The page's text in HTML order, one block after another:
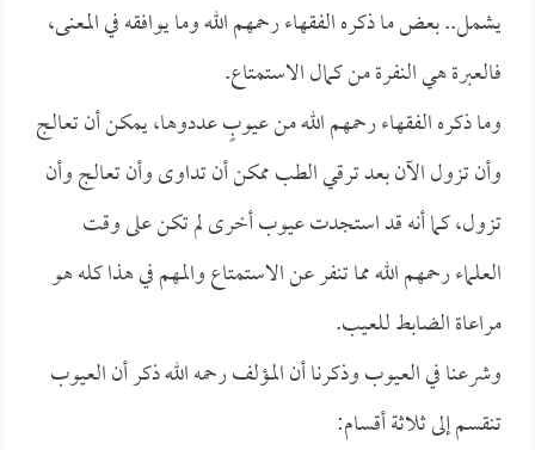
يشمل.. بعض ما ذكره الفقهاء رحمهم الله وما يوافقه في المعنى،
فالعبرة هي النفرة من كمال الاستمتاع.
وما ذكره الفقهاء رحمهم الله من عيوبٍ عددوها، يمكن أن تعالج
وأن تزول الآن بعد ترقي الطب ممكن أن تداوى وأن تعالج وأن
تزول، كما أنه قد استجدت عيوب أخرى لم تكن على وقت
العلماء رحمهم الله مما تنفر عن الاستمتاع والمهم في هذا كله هو
مراعاة الضابط للعيب.
وشرعنا في العيوب وذكرنا أن المؤلف رحمه الله ذكر أن العيوب
تنقسم إلى ثلاثة أقسام: